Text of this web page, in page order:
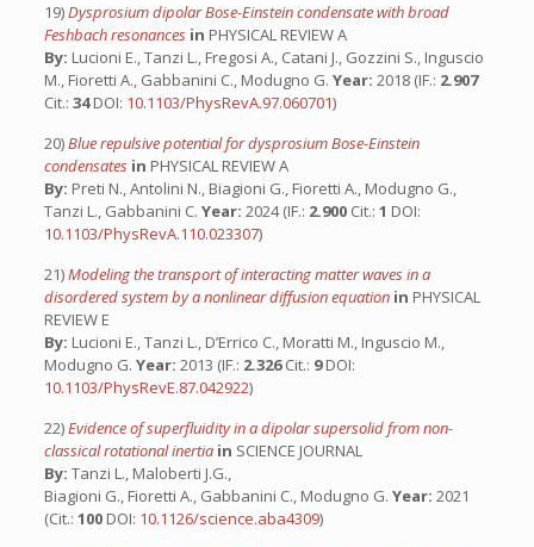
19)Dysprosium dipolar Bose-Einstein condensate with broad
Feshbach resonances in PHYSICAL REVIEW A
By: Lucioni E., Tanzi L., Fregosi A., Catani J., Gozzini S., Inguscio
M., Fioretti A., Gabbanini C., Modugno G. Year: 2018 (IF.: 2.907
Cit.: 34DOI: 10.1103/PhysRevA.97.060701)
20)Blue repulsive potential for dysprosium Bose-Einstein
condensates in PHYSICAL REVIEW A
By: Preti N., Antolini N., Biagioni G., Fioretti A., Modugno G.,
Tanzi L., Gabbanini C. Year: 2024 (IF.: 2.900 Cit.: 1 DOI:
10.1103/PhysRevA.110.023307)
21)Modeling the transport of interacting matter waves in a
disordered system by a nonlinear diffusion equation in PHYSICAL
REVIEW E
By: Lucioni E., Tanzi L., D’Errico C., Moratti M., Inguscio M.,
Modugno G. Year: 2013 (IF.: 2.326Cit.: 9DOI:
10.1103/PhysRevE.87.042922)
22)Evidence of superfluidity in a dipolar supersolid from non-
classical rotational inertia in SCIENCE JOURNAL
By: Tanzi L., Maloberti J.G.,
Biagioni G., Fioretti A., Gabbanini C., Modugno G. Year: 2021
(Cit.: 100 DOI: 10.1126/science.aba4309)